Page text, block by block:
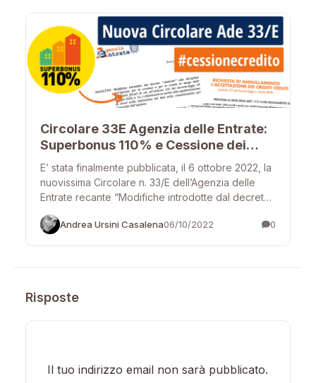
Circolare 33E Agenzia delle Entrate:
Superbonus 110% e Cessione dei
Crediti
E’ stata finalmente pubblicata, il 6 ottobre 2022, la
nuovissima Circolare n. 33/E dell’Agenzia delle
Entrate recante “Modifiche introdotte dal decreto
“Aiuti-bis” alla disciplina dell’opzione…
Andrea Ursini Casalena06/10/2022 0
Risposte
Il tuo indirizzo email non sarà pubblicato.